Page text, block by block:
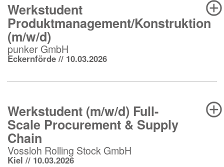
Werkstudent
Produktmanagement/Konstruktion
(m/w/d)
punker GmbH
Eckernförde // 10.03.2026
Werkstudent (m/w/d) Full-
Scale Procurement & Supply
Chain
Vossloh Rolling Stock GmbH
Kiel // 10.03.2026